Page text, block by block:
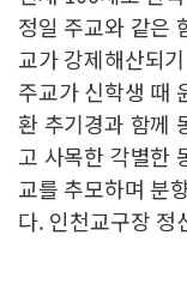
정일 주교와 같은
교가 강제해산되
주교가 신학생 때
환 추기경과 함께
고 사목한 각별한
교를 추모하며 분
다. 인천교구장 정